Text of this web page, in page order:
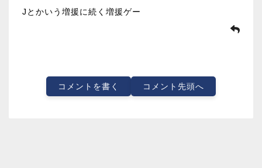
Jとかいう増援に続く増援ゲー
コメントを書く コメント先頭へ